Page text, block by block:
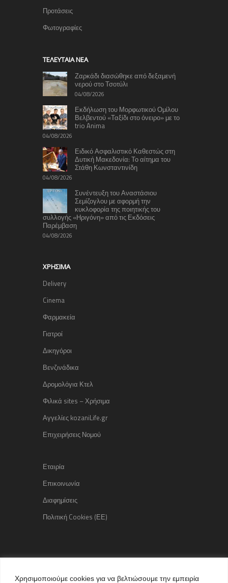
Χρησιμοποιούμε cookies για να βελτιώσουμε την εμπειρία
Προτάσεις
Φωτογραφίες
TΕΛΕΥΤΑΊΑ ΝΈΑ
Ζαρκάδι διασώθηκε από δεξαμενή
νερού στο Τσοτύλι
04/08/2026
Εκδήλωση του Μορφωτικού Ομίλου
Βελβεντού «Ταξίδι στο όνειρο» με το
trio Anima
04/08/2026
Ειδικό Ασφαλιστικό Καθεστώς στη
Δυτική Μακεδονία: Το αίτημα του
Στάθη Κωνσταντινίδη
04/08/2026
Συνέντευξη του Αναστάσιου
Σεμίζογλου με αφορμή την
κυκλοφορία της ποιητικής του
συλλογής «Ηριγόνη» από τις Εκδόσεις
Παρέμβαση
04/08/2026
ΧΡΉΣΙΜΑ
Delivery
Cinema
Φαρμακεία
Γιατροί
Δικηγόροι
Βενζινάδικα
Δρομολόγια Κτελ
Φιλικά sites – Χρήσιμα
Αγγελίες kozaniLife.gr
Επιχειρήσεις Νομού
Εταιρία
Επικοινωνία
Διαφημίσεις
Πολιτική Cookies (ΕΕ)
Copyright © 2015 kozaniLife.gr